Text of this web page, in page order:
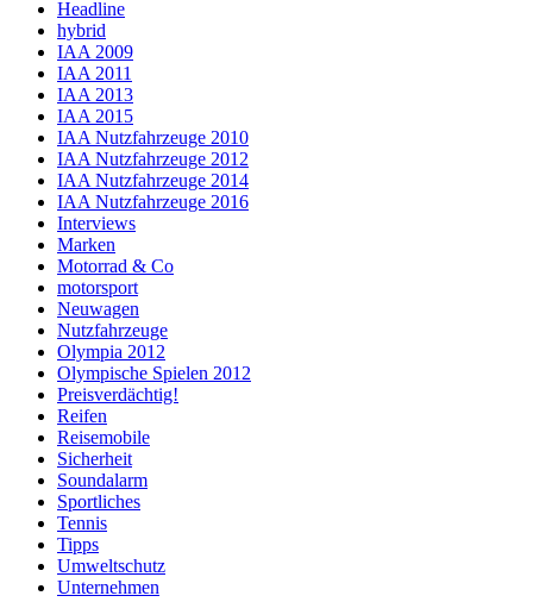
Headline
hybrid
IAA 2009
IAA 2011
IAA 2013
IAA 2015
IAA Nutzfahrzeuge 2010
IAA Nutzfahrzeuge 2012
IAA Nutzfahrzeuge 2014
IAA Nutzfahrzeuge 2016
Interviews
Marken
Motorrad & Co
motorsport
Neuwagen
Nutzfahrzeuge
Olympia 2012
Olympische Spielen 2012
Preisverdächtig!
Reifen
Reisemobile
Sicherheit
Soundalarm
Sportliches
Tennis
Tipps
Umweltschutz
Unternehmen